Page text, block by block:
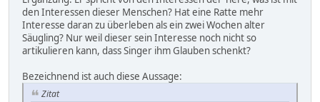
den Interessen dieser Menschen? Hat eine Ratte mehr
Interesse daran zu überleben als ein zwei Wochen alter
Säugling? Nur weil dieser sein Interesse noch nicht so
artikulieren kann, dass Singer ihm Glauben schenkt?
Bezeichnend ist auch diese Aussage:
Zitat